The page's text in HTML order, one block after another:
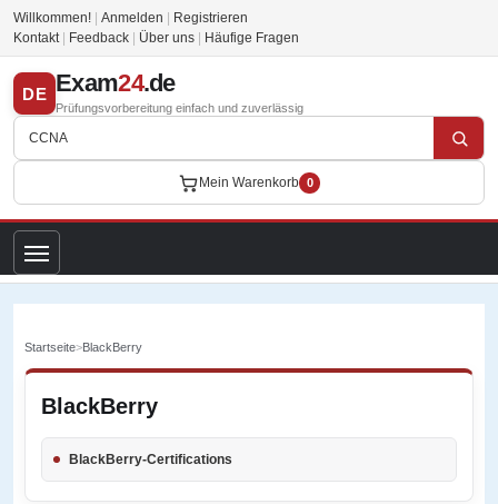
Willkommen! Anmelden
Registrieren
Kontakt
Feedback Über uns Häufige Fragen
DE Exam24.de
Prüfungsvorbereitung einfach und zuverlässig
Mein Warenkorb 0
Startseite>BlackBerry
BlackBerry
BlackBerry-Certifications